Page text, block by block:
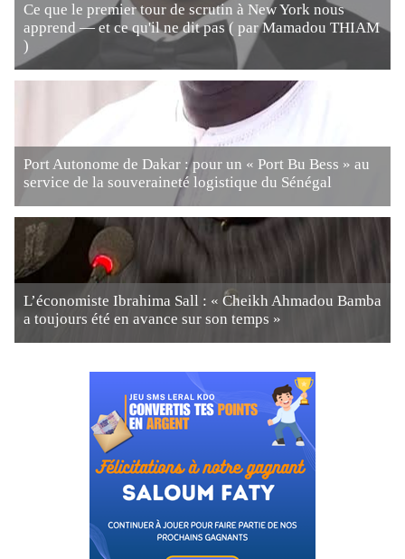
Ce que le premier tour de scrutin à New York nous
apprend — et ce qu'il ne dit pas ( par Mamadou THIAM
)
Port Autonome de Dakar : pour un « Port Bu Bess » au
service de la souveraineté logistique du Sénégal
L’économiste Ibrahima Sall : « Cheikh Ahmadou Bamba
a toujours été en avance sur son temps »